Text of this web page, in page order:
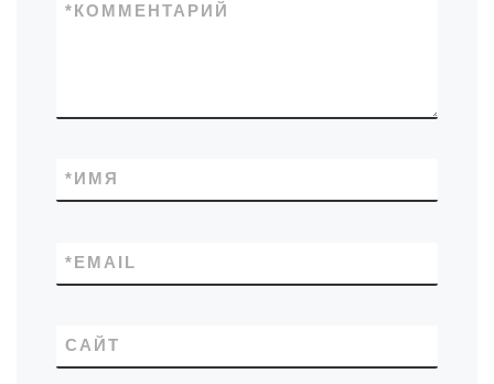
КОММЕНТАРИЙ
*
ИМЯ
*
EMAIL
*
САЙТ